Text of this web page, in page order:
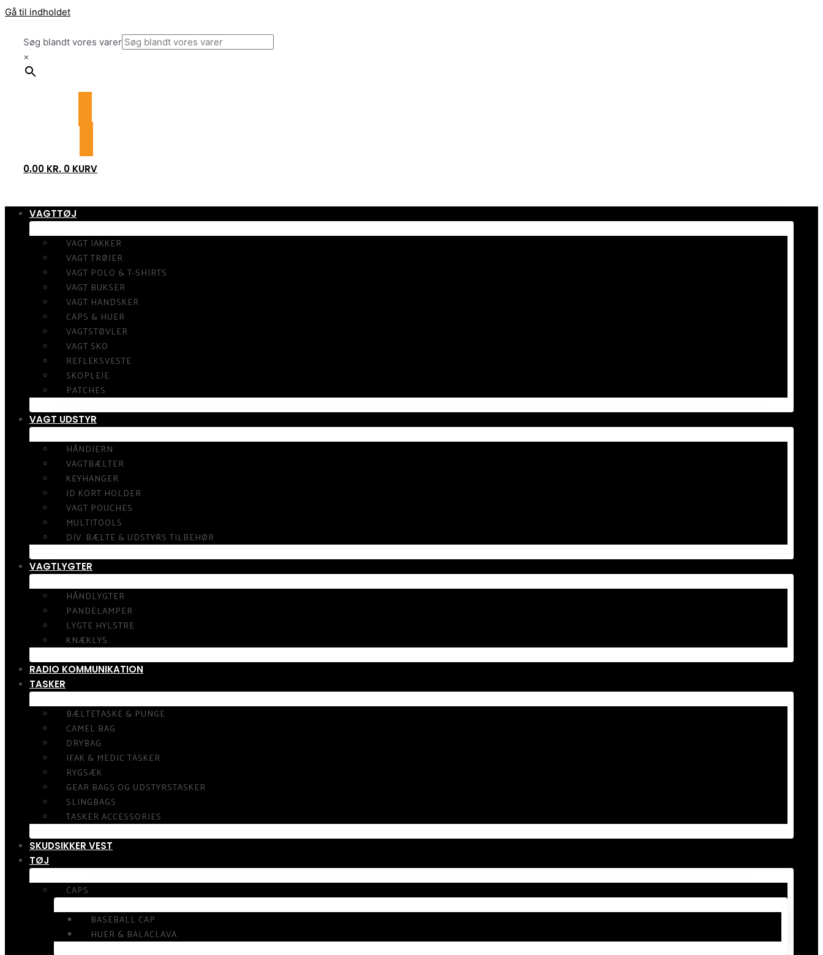
Gå til indholdet
Søg blandt vores varer
×
0,00 KR. 0 KURV
VAGTTØJ
VAGT JAKKER
VAGT TRØJER
VAGT POLO & T-SHIRTS
VAGT BUKSER
VAGT HANDSKER
CAPS & HUER
VAGTSTØVLER
VAGT SKO
REFLEKSVESTE
SKOPLEJE
PATCHES
VAGT UDSTYR
HÅNDJERN
VAGTBÆLTER
KEYHANGER
ID KORT HOLDER
VAGT POUCHES
MULTITOOLS
DIV. BÆLTE & UDSTYRS TILBEHØR
VAGTLYGTER
HÅNDLYGTER
PANDELAMPER
LYGTE HYLSTRE
KNÆKLYS
RADIO KOMMUNIKATION
TASKER
BÆLTETASKE & PUNGE
CAMEL BAG
DRYBAG
IFAK & MEDIC TASKER
RYGSÆK
GEAR BAGS OG UDSTYRSTASKER
SLINGBAGS
TASKER ACCESSORIES
SKUDSIKKER VEST
TØJ
CAPS
BASEBALL CAP
HUER & BALACLAVA